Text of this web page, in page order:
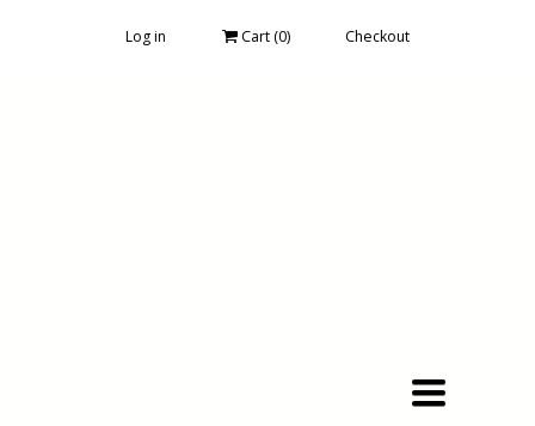
Log in Cart (0) Checkout
Toggle
navigation